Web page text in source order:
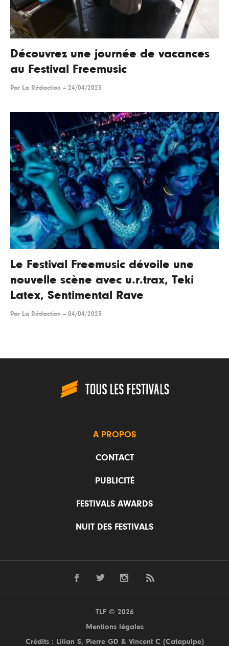
Découvrez une journée de vacances
au Festival Freemusic
Par La Rédaction -- 24/04/2023
Le Festival Freemusic dévoile une
nouvelle scène avec u.r.trax, Teki
Latex, Sentimental Rave
Par La Rédaction -- 04/04/2023
A PROPOS
CONTACT
PUBLICITÉ
FESTIVALS AWARDS
NUIT DES FESTIVALS
TLF © 2026
Mentions légales
Crédits : Lilian S, Pierre GD & Vincent C (Catapulpe)